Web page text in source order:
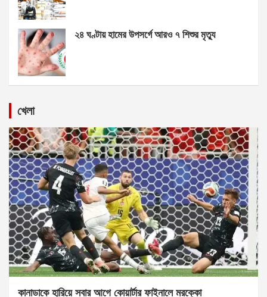
২৪ ঘণ্টায় হামের উপসর্গে আরও ৭ শিশুর মৃত্যু
খেলা
কানাডাকে হারিয়ে সবার আগে কোয়ার্টার ফাইনালে মরক্কো